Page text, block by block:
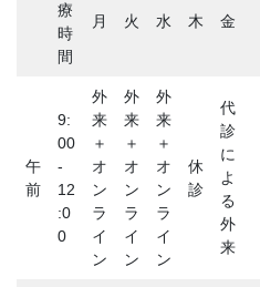
療
時
間
月 火 水 木 金
午
前
9:
00
-
12
:0
0
外
来
＋
オ
ン
ラ
イ
ン
外
来
＋
オ
ン
ラ
イ
ン
外
来
＋
オ
ン
ラ
イ
ン
休
診
代
診
に
よ
る
外
来